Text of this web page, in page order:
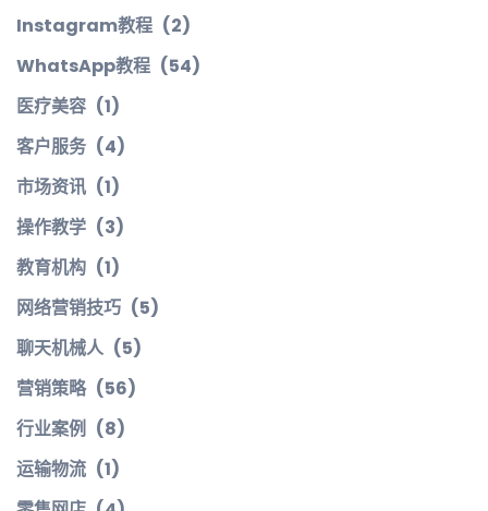
Instagram教程 (2)
WhatsApp教程 (54)
医疗美容 (1)
客户服务 (4)
市场资讯 (1)
操作教学 (3)
教育机构 (1)
网络营销技巧 (5)
聊天机械人 (5)
营销策略 (56)
行业案例 (8)
运输物流 (1)